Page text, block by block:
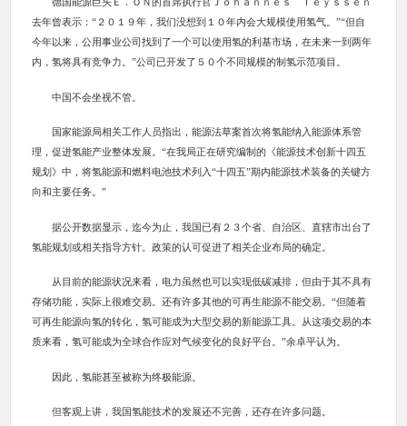
德国能源巨头Ｅ．ＯＮ的首席执行官Ｊｏｈａｎｎｅｓ Ｔｅｙｓｓｅｎ
去年曾表示：“２０１９年，我们没想到１０年内会大规模使用氢气。”“但自
今年以来，公用事业公司找到了一个可以使用氢的利基市场，在未来一到两年
内，氢将具有竞争力。”公司已开发了５０个不同规模的制氢示范项目。
中国不会坐视不管。
国家能源局相关工作人员指出，能源法草案首次将氢能纳入能源体系管
理，促进氢能产业整体发展。“在我局正在研究编制的《能源技术创新十四五
规划》中，将氢能源和燃料电池技术列入“十四五”期内能源技术装备的关键方
向和主要任务。”
据公开数据显示，迄今为止，我国已有２３个省、自治区、直辖市出台了
氢能规划或相关指导方针。政策的认可促进了相关企业布局的确定。
从目前的能源状况来看，电力虽然也可以实现低碳减排，但由于其不具有
存储功能，实际上很难交易。还有许多其他的可再生能源不能交易。“但随着
可再生能源向氢的转化，氢可能成为大型交易的新能源工具。从这项交易的本
质来看，氢可能成为全球合作应对气候变化的良好平台。”余卓平认为。
因此，氢能甚至被称为终极能源。
但客观上讲，我国氢能技术的发展还不完善，还存在许多问题。